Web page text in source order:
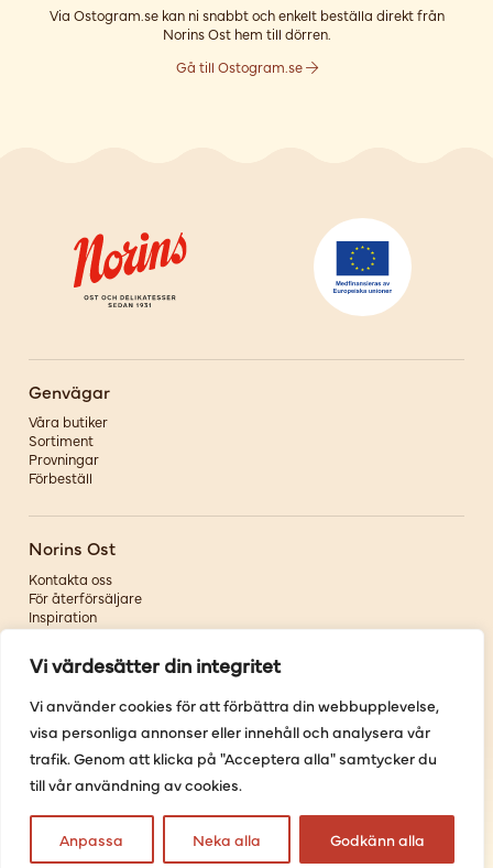
Vi värdesätter din integritet
Vi använder cookies för att förbättra din webbupplevelse,
visa personliga annonser eller innehåll och analysera vår
trafik. Genom att klicka på "Acceptera alla" samtycker du
till vår användning av cookies.
Anpassa Neka alla Godkänn alla
Via Ostogram.se kan ni snabbt och enkelt beställa direkt från
Norins Ost hem till dörren.
Gå till Ostogram.se
Genvägar
Våra butiker
Sortiment
Provningar
Förbeställ
Norins Ost
Kontakta oss
För återförsäljare
Inspiration
Om oss
Följ oss
Facebook
Instagram
Youtube